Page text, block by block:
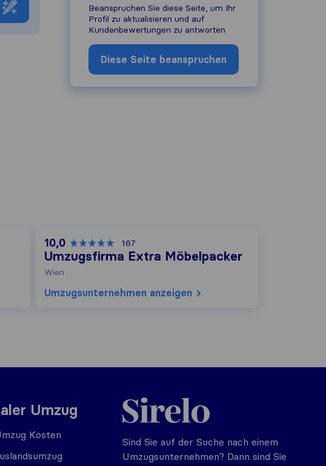
Beanspruchen Sie diese Seite, um Ihr
Profil zu aktualisieren und auf
Kundenbewertungen zu antworten
Diese Seite beanspruchen
10,0 167
Umzugsfirma Extra Möbelpacker
Wien
Umzugs​unternehmen anzeigen
Umzug
Kosten
Sirelo.at
Sind Sie auf der Suche nach einem
Umzugsunternehmen? Dann sind Sie